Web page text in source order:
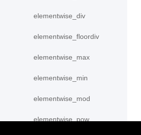
elementwise_div
elementwise_floordiv
elementwise_max
elementwise_min
elementwise_mod
elementwise_pow